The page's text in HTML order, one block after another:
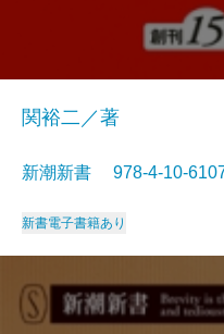
関裕二／著
新潮新書 978-4-10-
新書電子書籍あり